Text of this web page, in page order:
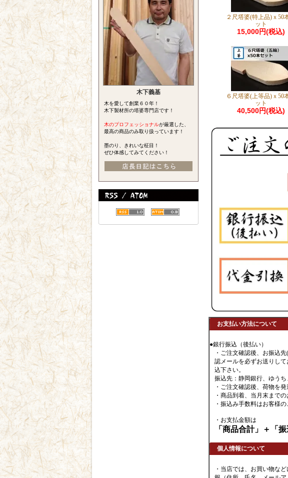
木下義基
木を愛して創業６０年！
木下製材所の塔婆専門店です！
木のプロフェッショナルが厳選した、
最高の商品のみ取り扱っています！
墨のり、きれいな柾目！
ぜひ体感してみてください！
２尺塔婆(特上品)ｘ50
ット
15,000円(税込)
６尺塔婆(上等品)ｘ50
ット
40,500円(税込)
お支払い方法について
●銀行振込（後払い）
・ご注文確認後、お振込
認メールを必ずお送りし
込下さい。
振込先：静岡銀行、ゆうち
・ご注文確認後、荷物を発
・商品到着、当月末まで
・振込み手数料はお客様の
・お支払金額は
「商品合計」＋「振
個人情報について
・当店では、お買い物な